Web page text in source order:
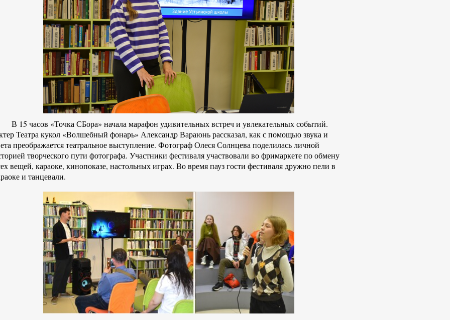
В 15 часов «Точка СБора» начала марафон удивительных встреч и увлекательных событий.
Театра кукол «Волшебный фонарь» Александр Вараюнь рассказал, как с помощью звука и
преображается театральное выступление. Фотограф Олеся Солнцева поделилась личной
творческого пути фотографа. Участники фестиваля участвовали во фримаркете по обмену
вещей, караоке, кинопоказе, настольных играх. Во время пауз гости фестиваля дружно пели в
и танцевали.